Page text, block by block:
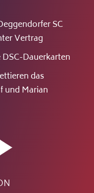
SC
Vertrag
Dauerkarten
das
und Marian